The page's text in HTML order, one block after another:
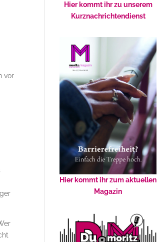
vor
Hier kommt ihr zu unserem
Kurznachrichtendienst
Hier kommt ihr zum aktuellen
Magazin